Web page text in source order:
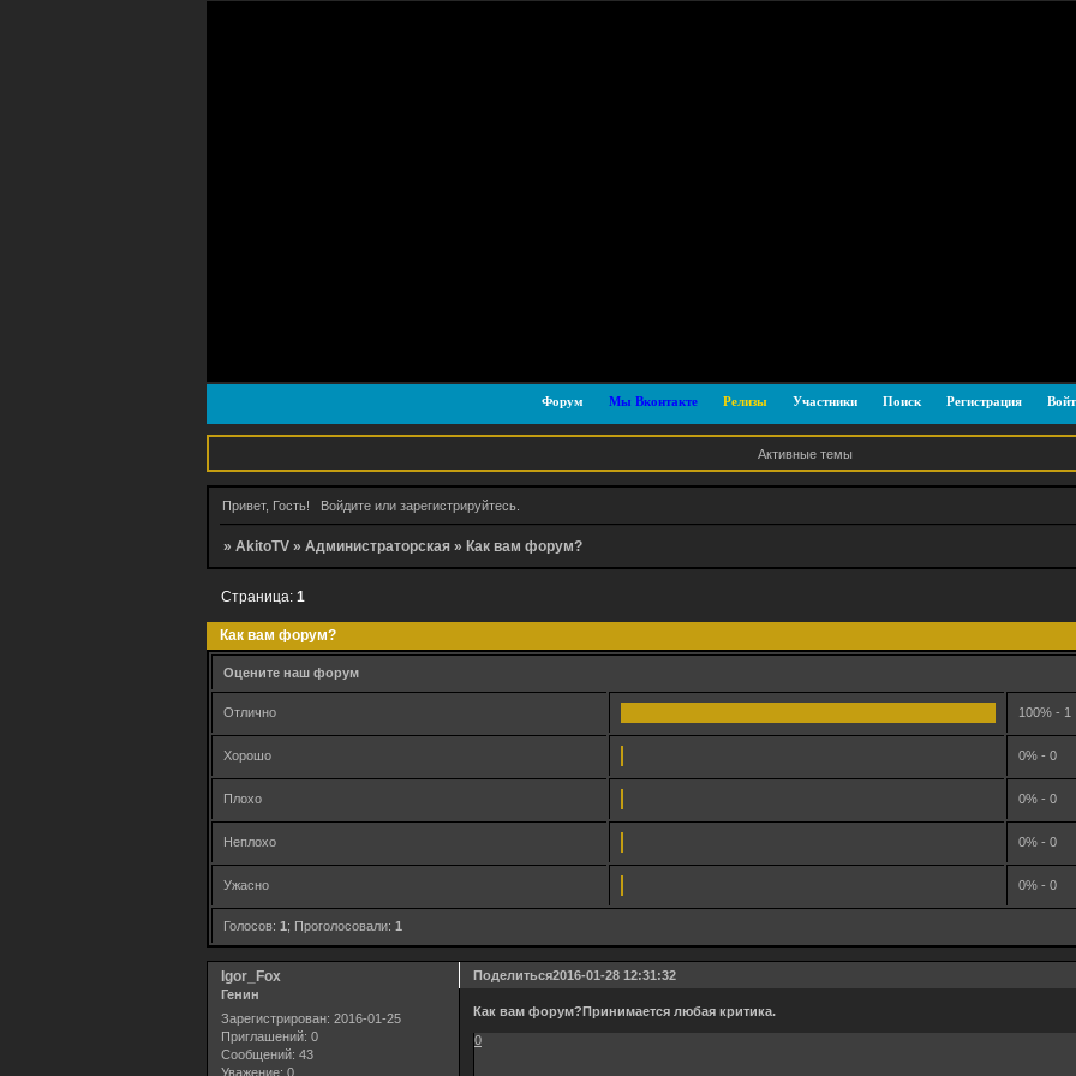
Форум Мы Вконтакте Релизы Участники Поиск Регистрация
Активные темы
Привет, Гость! Войдитеили зарегистрируйтесь.
»AkitoTV »Администраторская » Как вам форум?
Как вам форум?
Страница:1
Оцените наш форум
Отлично 100% - 1
Хорошо 0% - 0
Плохо 0% - 0
Неплохо 0% - 0
Ужасно 0% - 0
Голосов: 1; Проголосовали: 1
Поделиться2016-01-28 12:31:32
Igor_Fox
Генин
Зарегистрирован: 2016-01-25
Приглашений: 0
Сообщений: 43
Уважение: 0
Как вам форум?Принимается любая критика.
0